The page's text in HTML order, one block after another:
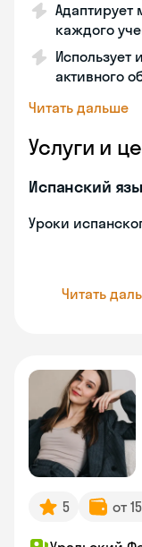
Адаптирует
каждого
Использует
активного
Читать дальше
Услуги и
Испанский
Уроки
Читать
5 от